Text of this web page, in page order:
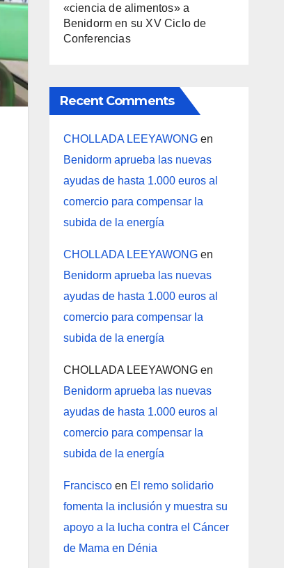
«ciencia de alimentos» a
Benidorm en su XV Ciclo de
Conferencias
Recent Comments
CHOLLADA LEEYAWONGen
Benidorm aprueba las nuevas
ayudas de hasta 1.000 euros al
comercio para compensar la
subida de la energía
CHOLLADA LEEYAWONGen
Benidorm aprueba las nuevas
ayudas de hasta 1.000 euros al
comercio para compensar la
subida de la energía
CHOLLADA LEEYAWONGen
Benidorm aprueba las nuevas
ayudas de hasta 1.000 euros al
comercio para compensar la
subida de la energía
Franciscoen El remo solidario
fomenta la inclusión y muestra su
apoyo a la lucha contra el Cáncer
de Mama en Dénia